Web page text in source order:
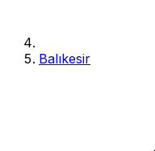
Balıkesir